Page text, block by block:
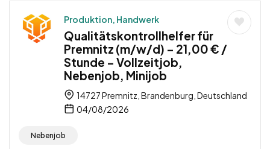
Produktion, Handwerk
Qualitätskontrollhelfer für
Premnitz (m/w/d) – 21,00 € /
Stunde – Vollzeitjob,
Nebenjob, Minijob
14727 Premnitz, Brandenburg, Deutschland
04/08/2026
Nebenjob